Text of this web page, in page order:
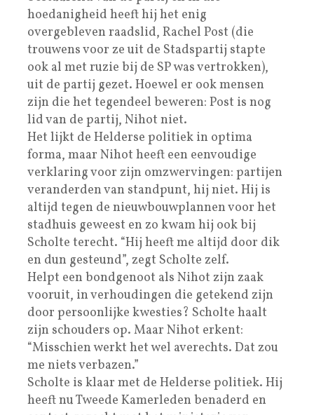
hoedanigheid heeft hij het enig
overgebleven raadslid, Rachel Post (die
trouwens voor ze uit de Stadspartij stapte
ook al met ruzie bij de SP was vertrokken),
uit de partij gezet. Hoewel er ook mensen
zijn die het tegendeel beweren: Post is nog
lid van de partij, Nihot niet.
Het lijkt de Helderse politiek in optima
forma, maar Nihot heeft een eenvoudige
verklaring voor zijn omzwervingen: partijen
veranderden van standpunt, hij niet. Hij is
altijd tegen de nieuwbouwplannen voor het
stadhuis geweest en zo kwam hij ook bij
Scholte terecht. “Hij heeft me altijd door dik
en dun gesteund”, zegt Scholte zelf.
Helpt een bondgenoot als Nihot zijn zaak
vooruit, in verhoudingen die getekend zijn
door persoonlijke kwesties? Scholte haalt
zijn schouders op. Maar Nihot erkent:
“Misschien werkt het wel averechts. Dat zou
me niets verbazen.”
Scholte is klaar met de Helderse politiek. Hij
heeft nu Tweede Kamerleden benaderd en